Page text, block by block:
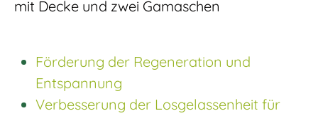
mit Decke und zwei Gamaschen
Förderung der Regeneration und
Entspannung
Verbesserung der Losgelassenheit für